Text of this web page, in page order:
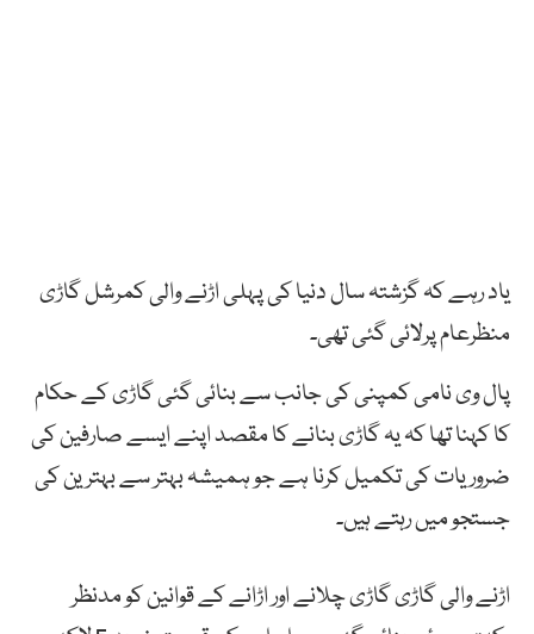
یاد رہے کہ گزشتہ سال دنیا کی پہلی اڑنے والی کمرشل گاڑی
منظرعام پرلائی گئی تھی۔
پال وی نامی کمپنی کی جانب سے بنائی گئی گاڑی کے حکام
کا کہنا تھا کہ یہ گاڑی بنانے کا مقصد اپنے ایسے صارفین کی
ضروریات کی تکمیل کرنا ہے جو ہمیشہ بہتر سے بہترین کی
جستجو میں رہتے ہیں۔
اڑنے والی گاڑی گاڑی چلانے اور اڑانے کے قوانین کو مدنظر